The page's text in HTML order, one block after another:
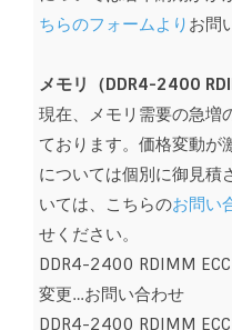
ちらのフォームより お問
メモリ（DDR4-2400
現在、メモリ需要の急増
ております。価格変動が
については個別に御見積
いては、こちらのお問い
せください。
DDR4-2400 RDIMM
変更…お問い合わせ
DDR4-2400 RDIMM